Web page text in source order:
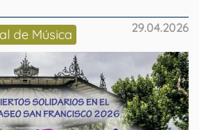
29.04.2026
de Música